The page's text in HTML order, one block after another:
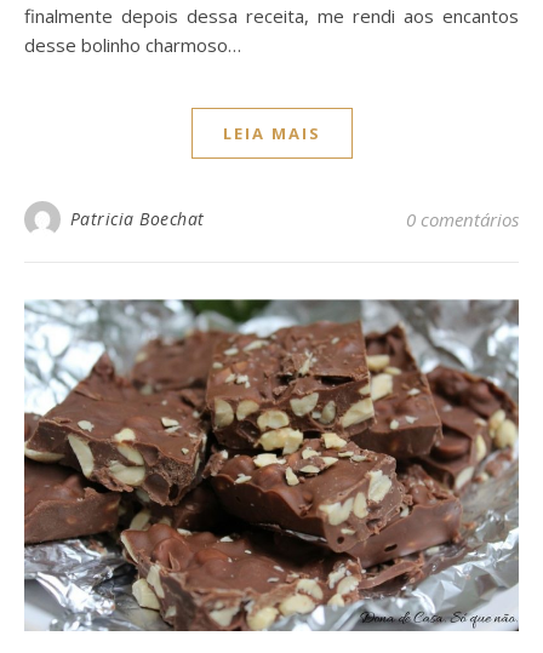
finalmente depois dessa receita, me rendi aos encantos
desse bolinho charmoso…
LEIA MAIS
Patricia Boechat 0 comentários